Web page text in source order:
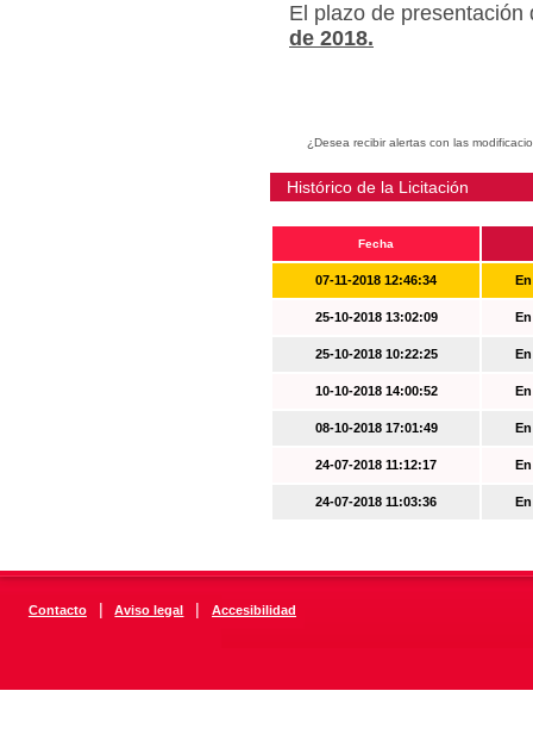
El plazo de
de 2018.
¿Desea recibir alertas con las
Histórico de la Licitación
Fecha
07-11-2018 12:46:34
25-10-2018 13:02:09
25-10-2018 10:22:25
10-10-2018 14:00:52
08-10-2018 17:01:49
24-07-2018 11:12:17
24-07-2018 11:03:36
Contacto | Aviso legal | Accesibilidad